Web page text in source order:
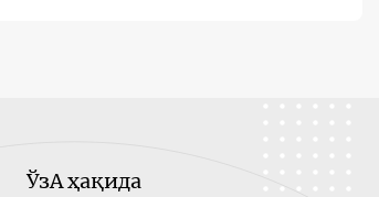
ЎзА ҳақида